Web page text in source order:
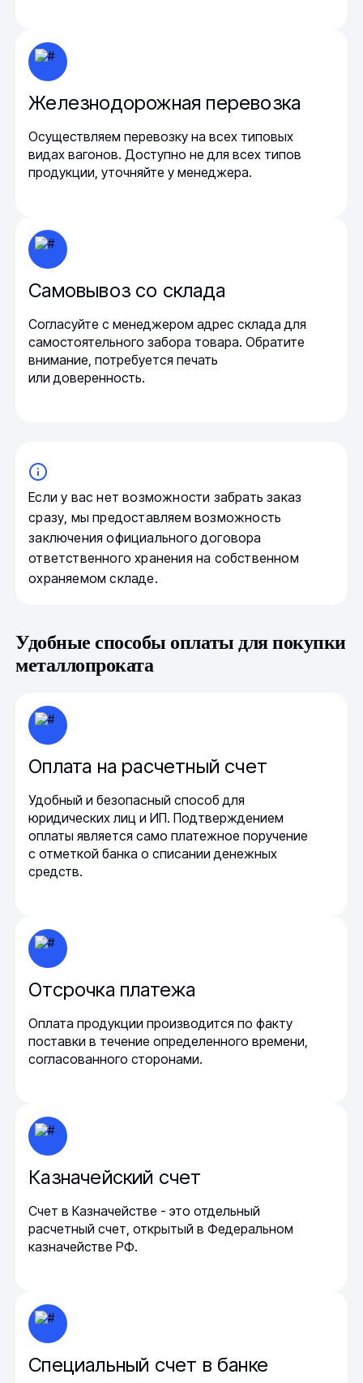
Железнодорожная перевозка
Осуществляем перевозку на всех типовых
видах вагонов. Доступно не для всех типов
продукции, уточняйте у менеджера.
Самовывоз со склада
Согласуйте с менеджером адрес склада для
самостоятельного забора товара. Обратите
внимание, потребуется печать
или доверенность.
Если у вас нет возможности забрать заказ
сразу, мы предоставляем возможность
заключения официального договора
ответственного хранения на собственном
охраняемом складе.
Удобные способы оплаты для покупки
металлопроката
Оплата на расчетный счет
Удобный и безопасный способ для
юридических лиц и ИП. Подтверждением
оплаты является само платежное поручение
с отметкой банка о списании денежных
средств.
Отсрочка платежа
Оплата продукции производится по факту
поставки в течение определенного времени,
согласованного сторонами.
Казначейский счет
Счет в Казначействе - это отдельный
расчетный счет, открытый в Федеральном
казначействе РФ.
Специальный счет в банке